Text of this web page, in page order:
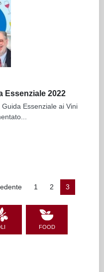
Essenziale 2022
Essenziale ai Vini
1 2 3
FOOD